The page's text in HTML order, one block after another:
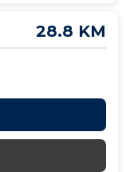
28.8 KM